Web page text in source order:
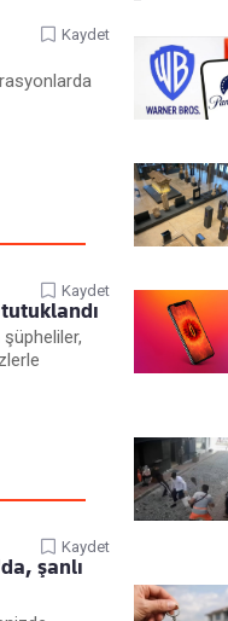
Kaydet
Kaydet
şanlı
Kaydet